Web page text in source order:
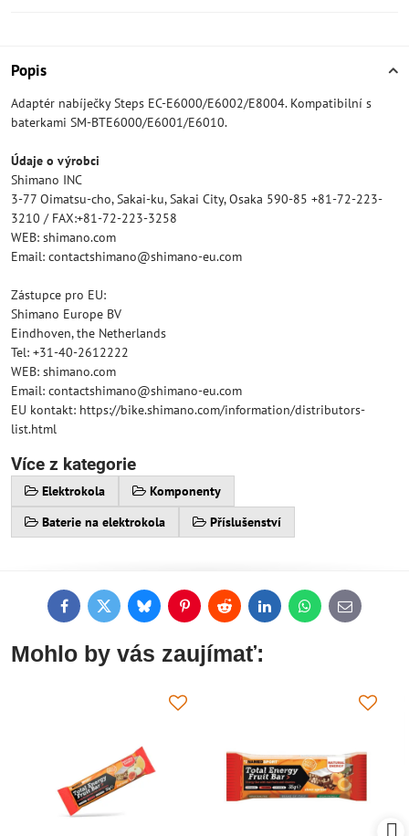
Popis
Adaptér nabíječky Steps EC-E6000/E6002/E8004. Kompatibilní s
baterkami SM-BTE6000/E6001/E6010.
Údaje o výrobci
Shimano INC
3-77 Oimatsu-cho, Sakai-ku, Sakai City, Osaka 590-85 +81-72-223-
3210 / FAX:+81-72-223-3258
WEB: shimano.com
Email: contactshimano@shimano-eu.com
Zástupce pro EU:
Shimano Europe BV
Eindhoven, the Netherlands
Tel: +31-40-2612222
WEB: shimano.com
Email: contactshimano@shimano-eu.com
EU kontakt: https://bike.shimano.com/information/distributors-
list.html
Více z kategorie
Elektrokola
Komponenty
Baterie na elektrokola
Příslušenství
FacebookTwitterBlueskyPinterestReddit LinkedInWhatsApp
E-
mail
Mohlo by vás zaujímať: